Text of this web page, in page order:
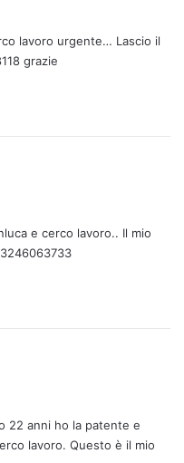
lavoro urgente… Lascio il
grazie
e cerco lavoro.. Il mio
22 anni ho la patente e
lavoro. Questo è il mio